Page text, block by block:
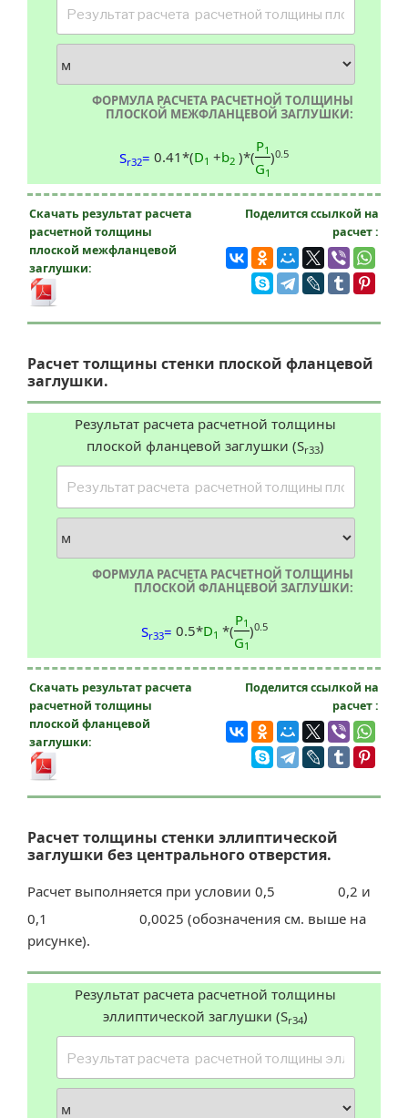
ФОРМУЛА РАСЧЕТА РАСЧЕТНОЙ ТОЛЩИНЫ
ПЛОСКОЙ МЕЖФЛАНЦЕВОЙ ЗАГЛУШКИ:
Sr32= 0.41*(D1 +b2 )*(
P1
G1
)0.5
Скачать результат расчета
расчетной толщины
плоской межфланцевой
заглушки:
Поделится ссылкой на
расчет :
Расчет толщины стенки плоской фланцевой
заглушки.
Результат расчета расчетной толщины
плоской фланцевой заглушки (Sr33)
ФОРМУЛА РАСЧЕТА РАСЧЕТНОЙ ТОЛЩИНЫ
ПЛОСКОЙ ФЛАНЦЕВОЙ ЗАГЛУШКИ:
Sr33= 0.5*D1 *(
P1
G1
)0.5
Скачать результат расчета
расчетной толщины
плоской фланцевой
заглушки:
Поделится ссылкой на
расчет :
Расчет толщины стенки эллиптической
заглушки без центрального отверстия.
Расчет выполняется при условии 0,5
0,2 и
0,1
0,0025 (обозначения см. выше на
рисунке).
Результат расчета расчетной толщины
эллиптической заглушки (Sr34)